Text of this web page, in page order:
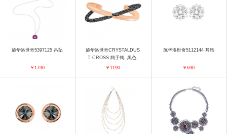
施华洛世奇5397125 吊坠
￥1790
施华洛世奇CRYSTALDUS
T CROSS 阔手镯, 黑色,
镀玫瑰金色 手镯
￥1190
施华洛世奇5112144 耳饰
￥690